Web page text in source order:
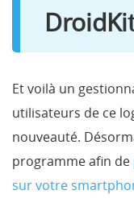
Et voilà un
utilisateurs de ce
nouveauté.
programme afin de
sur votre